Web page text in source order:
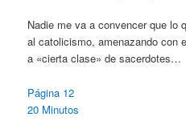
Nadie me va a convencer que lo
al catolicismo, amenazando con
a «cierta clase» de sacerdotes…
Página 12
20 Minutos